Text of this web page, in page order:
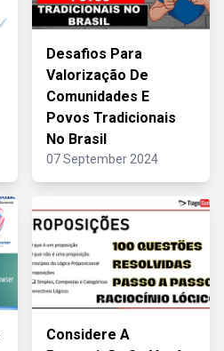
Desafios Para
Valorização De
Comunidades E
Povos Tradicionais
No Brasil
07 September 2024
Considere A